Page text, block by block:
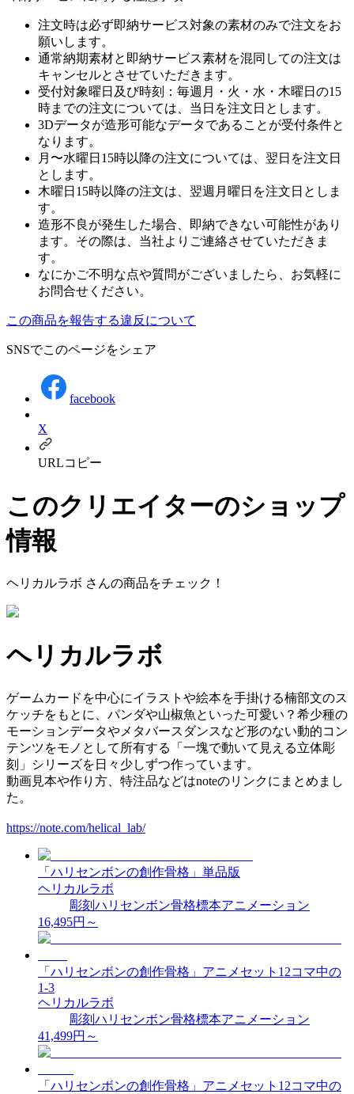
注文時は必ず即納サービス対象の素材のみで注文をお
願いします。
通常納期素材と即納サービス素材を混同しての注文は
キャンセルとさせていただきます。
受付対象曜日及び時刻：毎週月・火・水・木曜日の15
時までの注文については、当日を注文日とします。
3Dデータが造形可能なデータであることが受付条件と
なります。
月〜水曜日15時以降の注文については、翌日を注文日
とします。
木曜日15時以降の注文は、翌週月曜日を注文日としま
す。
造形不良が発生した場合、即納できない可能性があり
ます。その際は、当社よりご連絡させていただきま
す。
なにかご不明な点や質問がございましたら、お気軽に
お問合せください。
この商品を報告する違反について
SNSでこのページをシェア
facebook
X
URLコピー
このクリエイターのショップ
情報
ヘリカルラボ さんの商品をチェック！
ヘリカルラボ
ゲームカードを中心にイラストや絵本を手掛ける楠部文のス
ケッチをもとに、パンダや山椒魚といった可愛い？希少種の
モーションデータやメタバースダンスなど形のない動的コン
テンツをモノとして所有する「一塊で動いて見える立体彫
刻」シリーズを日々少しずつ作っています。
動画見本や作り方、特注品などはnoteのリンクにまとめまし
た。
https://note.com/helical_lab/
「ハリセンボンの創作骨格」単品版
ヘリカルラボ
彫刻 ハリセンボン骨格標本アニメーション
16,495円～
「ハリセンボンの創作骨格」アニメセット12コマ中の
1-3
ヘリカルラボ
彫刻 ハリセンボン骨格標本アニメーション
41,499円～
「ハリセンボンの創作骨格」アニメセット12コマ中の